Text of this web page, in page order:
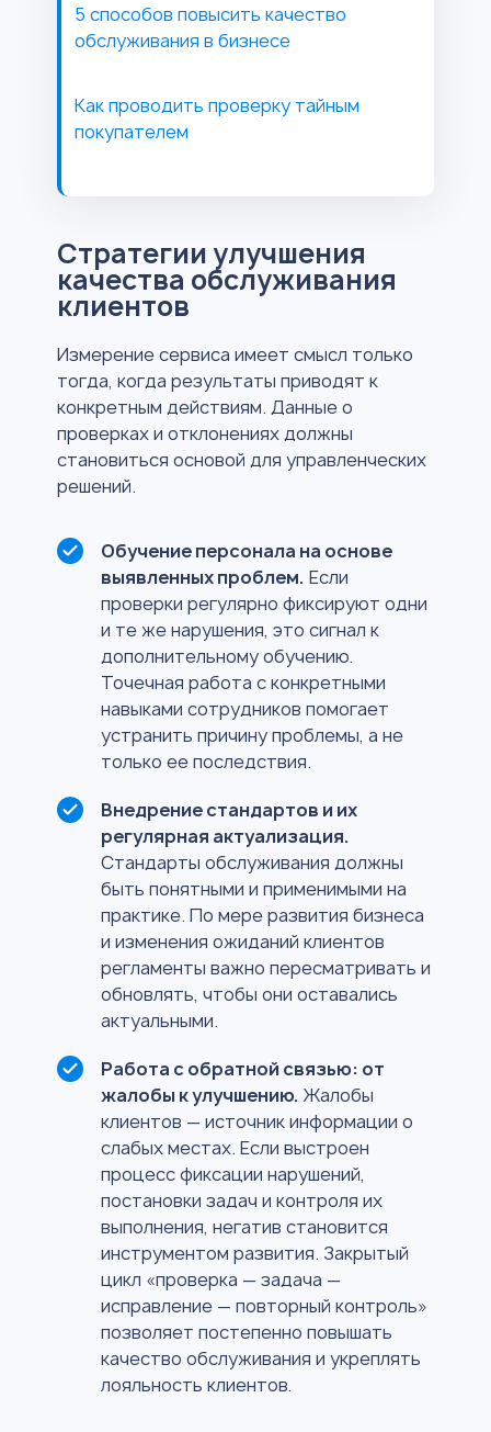
5 способов повысить качество
обслуживания в бизнесе
Как проводить проверку тайным
покупателем
Стратегии улучшения
качества обслуживания
клиентов
Измерение сервиса имеет смысл только
тогда, когда результаты приводят к
конкретным действиям. Данные о
проверках и отклонениях должны
становиться основой для управленческих
решений.
Обучение персонала на основе
выявленных проблем. Если
проверки регулярно фиксируют одни
и те же нарушения, это сигнал к
дополнительному обучению.
Точечная работа с конкретными
навыками сотрудников помогает
устранить причину проблемы, а не
только ее последствия.
Внедрение стандартов и их
регулярная актуализация.
Стандарты обслуживания должны
быть понятными и применимыми на
практике. По мере развития бизнеса
и изменения ожиданий клиентов
регламенты важно пересматривать и
обновлять, чтобы они оставались
актуальными.
Работа с обратной связью: от
жалобы к улучшению. Жалобы
клиентов — источник информации о
слабых местах. Если выстроен
процесс фиксации нарушений,
постановки задач и контроля их
выполнения, негатив становится
инструментом развития. Закрытый
цикл «проверка — задача —
исправление — повторный контроль»
позволяет постепенно повышать
качество обслуживания и укреплять
лояльность клиентов.